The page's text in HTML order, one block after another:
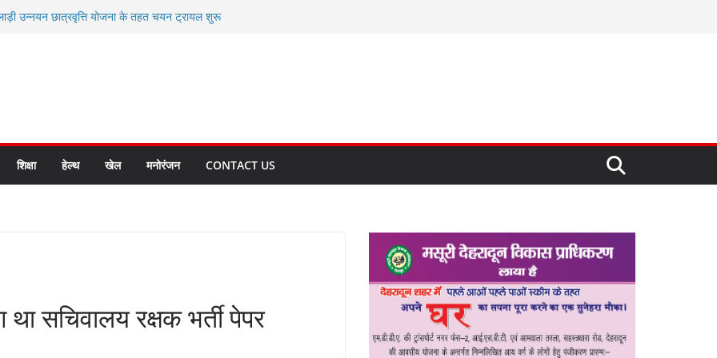
उन्नयन छात्रवृत्ति योजना के तहत चयन ट्रायल शुरू
आपदा मित्र कैडेट्स का हुआ है चयन
की सबसे बड़ी ताकत : मुख्यमंत्री पुष्कर सिंह धामी
बनाने के संकल्प को करना होगा साकार- मुख्यमंत्री
शिक्षा हेल्थ खेल मनोरंजन CONTACT US
सचिवालय रक्षक भर्ती पेपर